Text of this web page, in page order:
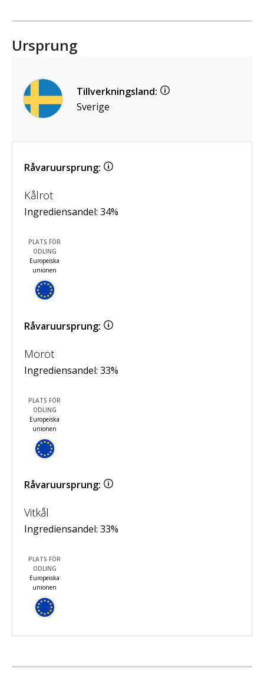
Ursprung
Tillverkningsland:
Sverige
Råvaruursprung:
Kålrot
Ingrediensandel: 34%
PLATS FÖR
ODLING
Europeiska
unionen
Råvaruursprung:
Morot
Ingrediensandel: 33%
PLATS FÖR
ODLING
Europeiska
unionen
Råvaruursprung:
Vitkål
Ingrediensandel: 33%
PLATS FÖR
ODLING
Europeiska
unionen